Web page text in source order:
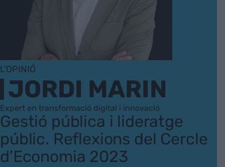
L'OPINIÓ
JORDI MARIN
Expert en transformació digital i innovació
Gestió pública i lideratge
públic. Reflexions del Cercle
d'Economia 2023